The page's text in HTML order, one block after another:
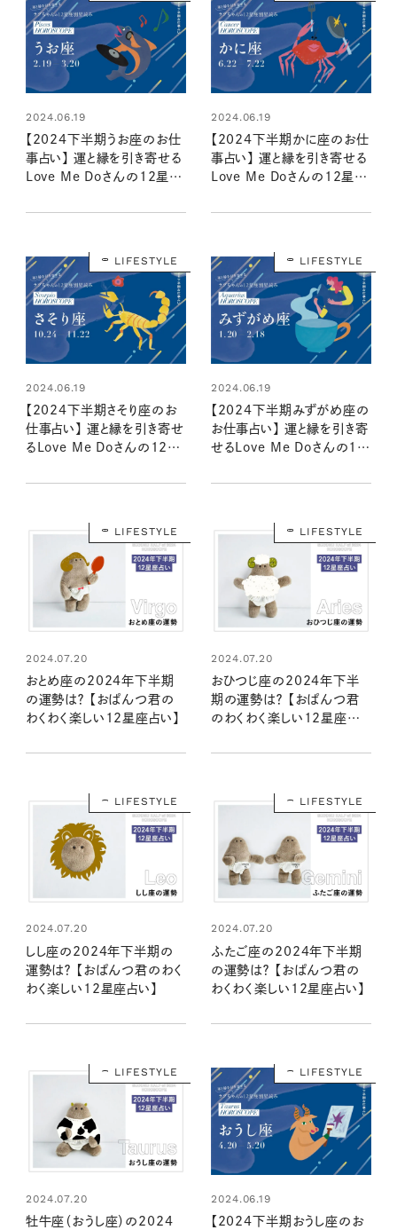
2024.06.19
【2024下半期うお座のお仕
事占い】 運と縁を引き寄せる
Love Me Doさんの12星座
2024.06.19
【2024下半期かに座のお仕
事占い】 運と縁を引き寄せる
Love Me Doさんの12星座
LIFESTYLE
2024.06.19
【2024下半期さそり座のお
仕事占い】 運と縁を引き寄せ
るLove Me Doさんの12星
LIFESTYLE
2024.06.19
【2024下半期みずがめ座の
お仕事占い】 運と縁を引き寄
せるLove Me Doさんの12
LIFESTYLE
2024.07.20
おとめ座の2024年下半期
の運勢は？ 【おぱんつ君の
わくわく楽しい12星座占い】
LIFESTYLE
2024.07.20
おひつじ座の2024年下半
期の運勢は？ 【おぱんつ君
のわくわく楽しい12星座占
LIFESTYLE
2024.07.20
しし座の2024年下半期の
運勢は？ 【おぱんつ君のわく
わく楽しい12星座占い】
LIFESTYLE
2024.07.20
ふたご座の2024年下半期
の運勢は？ 【おぱんつ君の
わくわく楽しい12星座占い】
LIFESTYLE
2024.07.20
牡牛座（おうし座）の2024
LIFESTYLE
2024.06.19
【2024下半期おうし座のお